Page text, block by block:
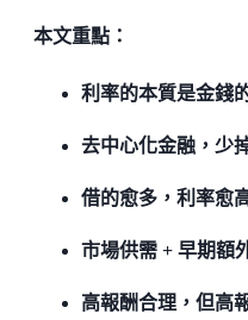
本文重點：
利率的本質是金錢
去中心化金融，少
借的愈多，利率愈
市場供需 + 早期額
高報酬合理，但高